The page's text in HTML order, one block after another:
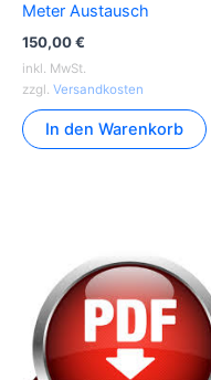
Meter Austausch
150,00€
inkl. MwSt.
zzgl. Versandkosten
In den Warenkorb